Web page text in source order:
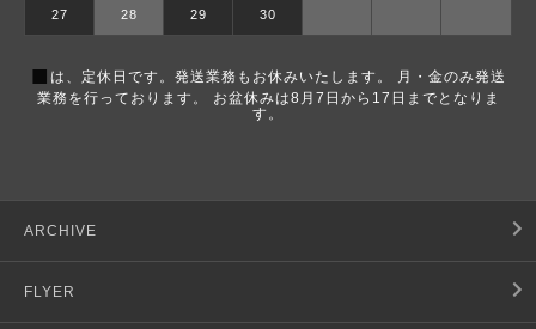
27 28 29 30
■ は、定休日です。発送業務もお休みいたします。 月・金のみ発送
業務を行っております。 お盆休みは8月7日から17日までとなりま
す。
ARCHIVE
FLYER